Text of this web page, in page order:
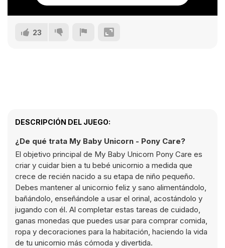
23
DESCRIPCIÓN DEL JUEGO:
¿De qué trata My Baby Unicorn - Pony Care?
El objetivo principal de My Baby Unicorn Pony Care es
criar y cuidar bien a tu bebé unicornio a medida que
crece de recién nacido a su etapa de niño pequeño.
Debes mantener al unicornio feliz y sano alimentándolo,
bañándolo, enseñándole a usar el orinal, acostándolo y
jugando con él. Al completar estas tareas de cuidado,
ganas monedas que puedes usar para comprar comida,
ropa y decoraciones para la habitación, haciendo la vida
de tu unicornio más cómoda y divertida.